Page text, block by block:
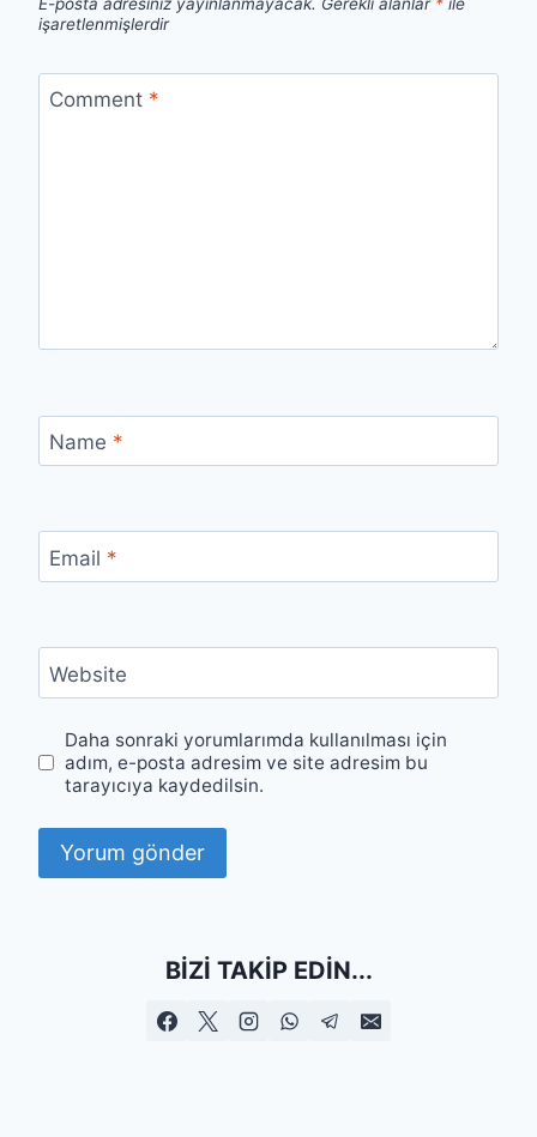
işaretlenmişlerdir
Comment *
Name *
Email *
Website
Daha sonraki yorumlarımda kullanılması için
adım, e-posta adresim ve site adresim bu
tarayıcıya kaydedilsin.
BIZI TAKIP EDIN...